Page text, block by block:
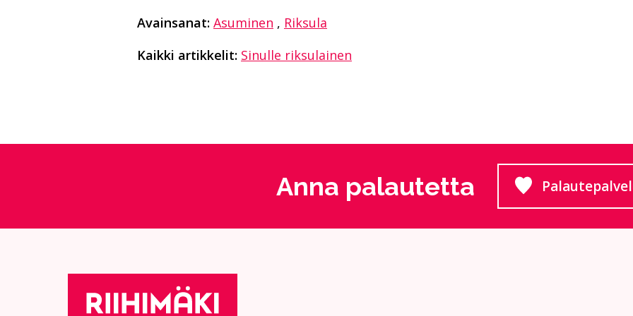
Avainsanat: Asuminen , Riksula
Kaikki artikkelit: Sinulle riksulainen
Anna palautetta Siirtyy